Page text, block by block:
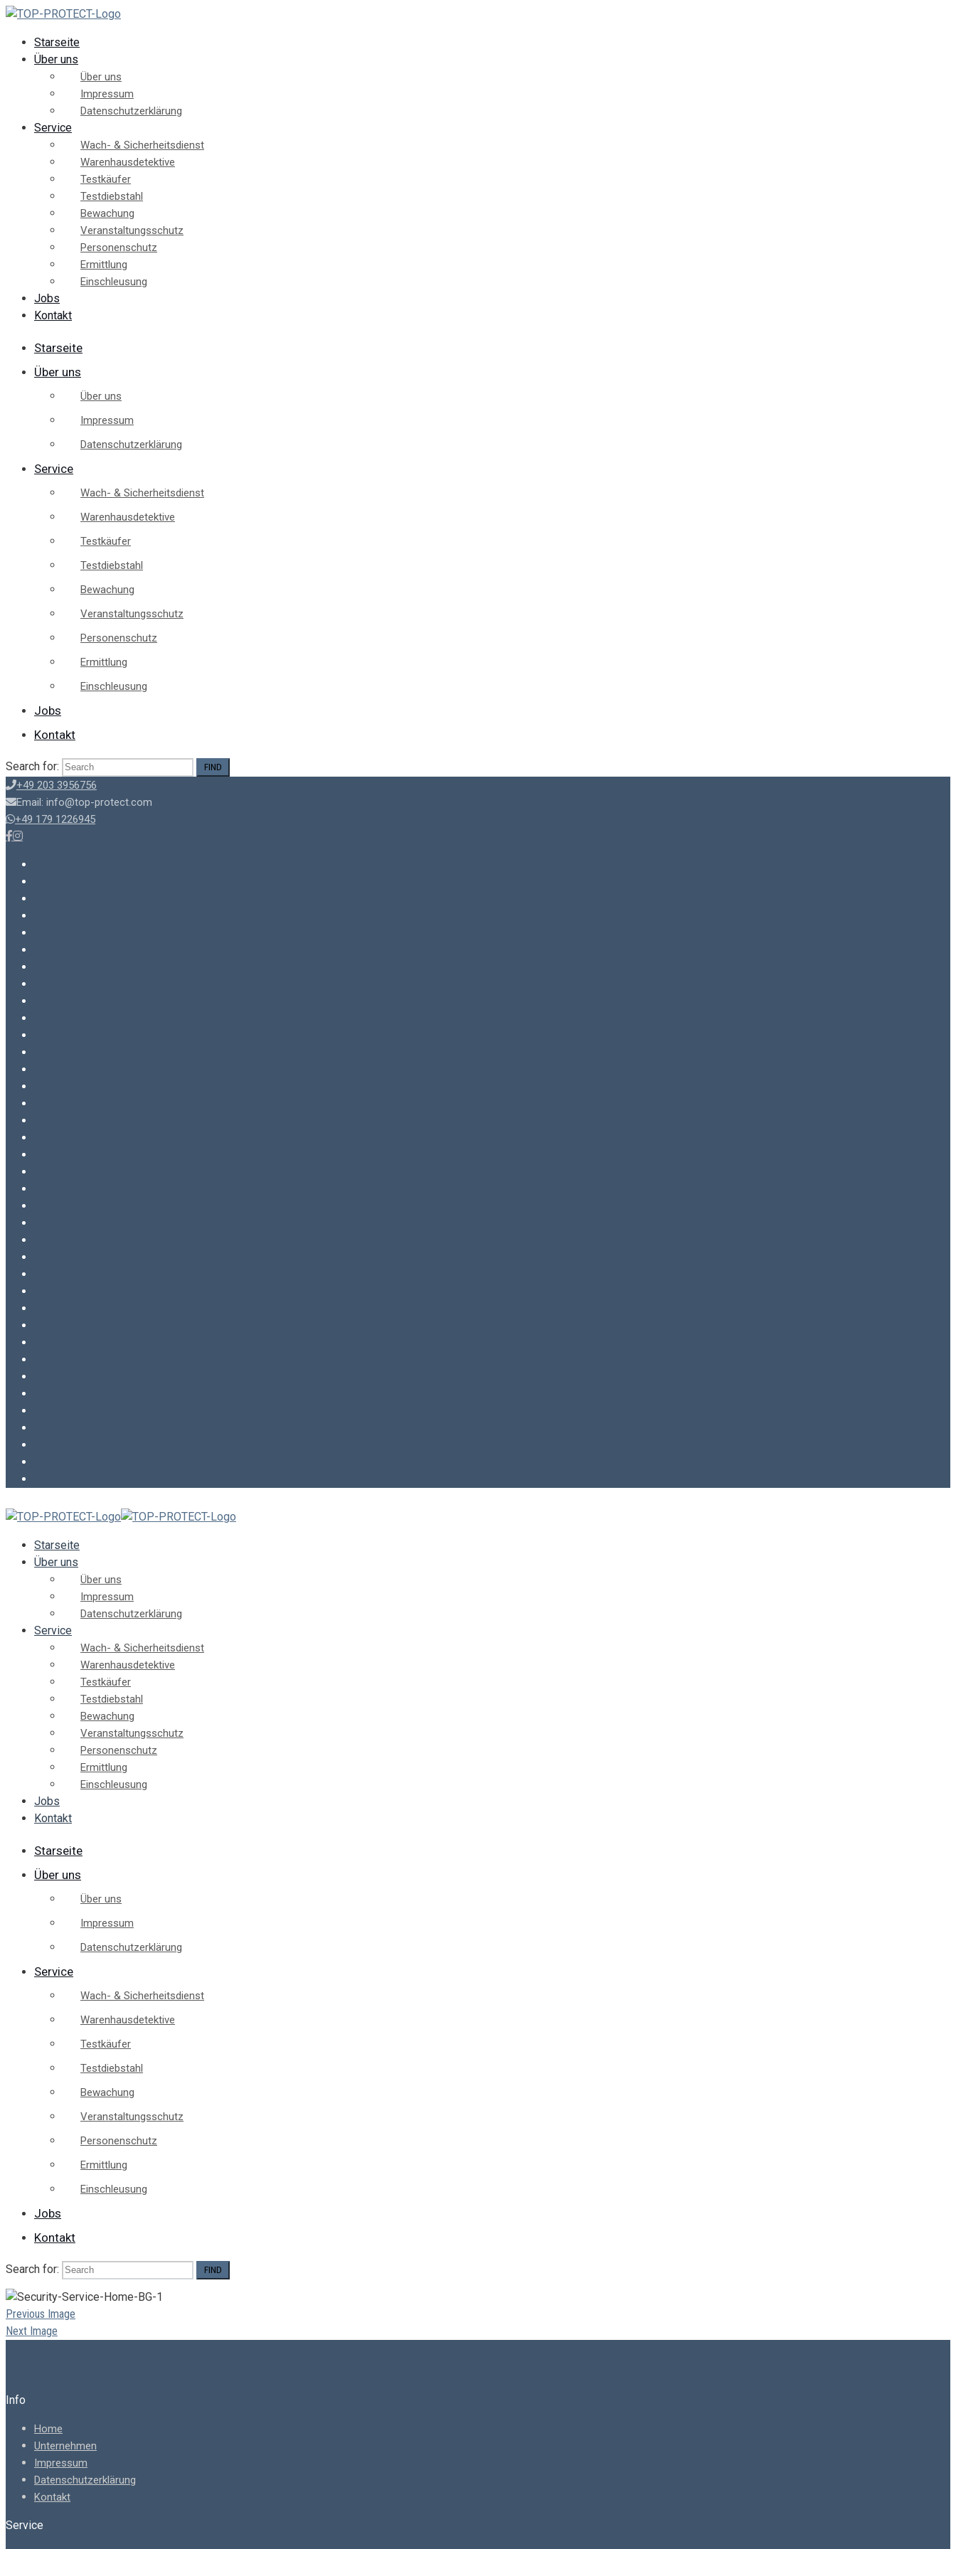
Starseite
Über uns
Über uns
Impressum
Datenschutzerklärung
Service
Wach- & Sicherheitsdienst
Warenhausdetektive
Testkäufer
Testdiebstahl
Bewachung
Veranstaltungsschutz
Personenschutz
Ermittlung
Einschleusung
Jobs
Kontakt
Starseite
Über uns
Über uns
Impressum
Datenschutzerklärung
Service
Wach- & Sicherheitsdienst
Warenhausdetektive
Testkäufer
Testdiebstahl
Bewachung
Veranstaltungsschutz
Personenschutz
Ermittlung
Einschleusung
Jobs
Kontakt
Search for:
+49 203 3956756
Email: info@top-protect.com
+49 179 1226945
Starseite
Über uns
Über uns
Impressum
Datenschutzerklärung
Service
Wach- & Sicherheitsdienst
Warenhausdetektive
Testkäufer
Testdiebstahl
Bewachung
Veranstaltungsschutz
Personenschutz
Ermittlung
Einschleusung
Jobs
Kontakt
Starseite
Über uns
Über uns
Impressum
Datenschutzerklärung
Service
Wach- & Sicherheitsdienst
Warenhausdetektive
Testkäufer
Testdiebstahl
Bewachung
Veranstaltungsschutz
Personenschutz
Ermittlung
Einschleusung
Jobs
Kontakt
Search for:
Previous Image
Next Image
Info
Home
Unternehmen
Impressum
Datenschutzerklärung
Kontakt
Service